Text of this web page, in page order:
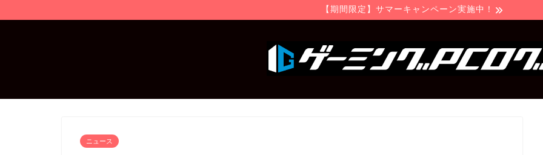
【期間限定】サマーキャンペーン実施中！
ニュース